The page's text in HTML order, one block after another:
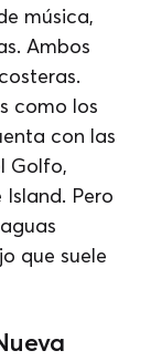
música,
Ambos
como los
con las
Golfo,
Pero
que suele